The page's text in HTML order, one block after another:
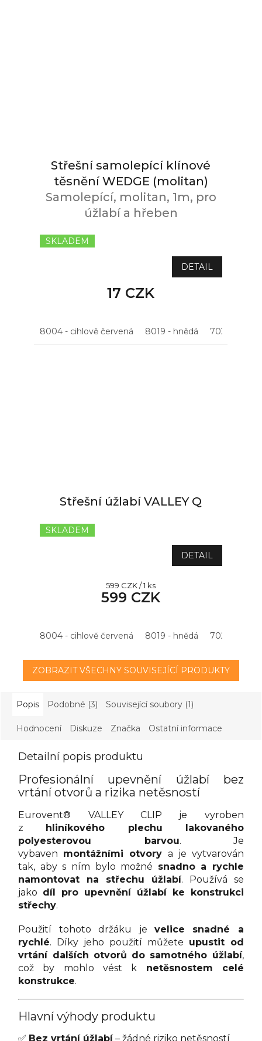
Střešní samolepící klínové
těsnění WEDGE (molitan)
Samolepící, molitan, 1m, pro
úžlabí a hřeben
SKLADEM
17 CZK
DETAIL
8004 - cihlově červená 8019 - hnědá 7021 -
Střešní úžlabí VALLEY Q
SKLADEM
599 CZK
Měrná
cena:
599 CZK / 1 ks
DETAIL
8004 - cihlově červená 8019 - hnědá 7021 -
ZOBRAZIT VŠECHNY SOUVISEJÍCÍ PRODUKTY
Popis Podobné (3) Související soubory (1)
Hodnocení Diskuze Značka Ostatní informace
Detailní popis produktu
Profesionální upevnění úžlabí bez
vrtání otvorů a rizika netěsností
Eurovent® VALLEY CLIP je vyroben
z
hliníkového plechu lakovaného
polyesterovou barvou. Je
vybaven montážními otvory a je vytvarován
tak, aby s ním bylo možné snadno a rychle
namontovat na střechu úžlabí. Používá se
jako díl pro upevnění úžlabí ke konstrukci
střechy.
Použití tohoto držáku je
velice snadné a
rychlé. Díky jeho použití můžete upustit od
vrtání dalších otvorů do samotného úžlabí,
což by mohlo vést k
netěsnostem celé
konstrukce.
Hlavní výhody produktu
✅ Bez vrtání úžlabí – žádné riziko netěsností